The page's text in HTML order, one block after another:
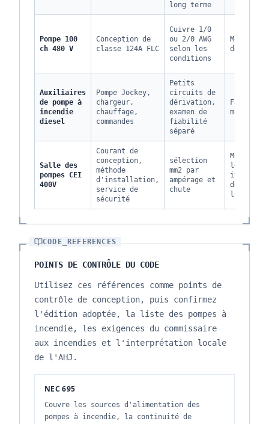
long terme
Pompe 100
ch 480 V
Conception de
classe 124A FLC
Cuivre 1/0
ou 2/0 AWG
selon les
conditions
Moyen au
démarrage
Auxiliaires
de pompe à
incendie
diesel
Pompe Jockey,
chargeur,
chauffage,
commandes
Petits
circuits de
dérivation,
examen de
fiabilité
séparé
Faible à
moyen
Salle des
pompes CEI
400V
Courant de
conception,
méthode
d'installation,
service de
sécurité
sélection
mm2 par
ampérage et
chute
Moyen sur
les
de
longs
CODE_REFERENCES
POINTS DE CONTRÔLE DU CODE
Utilisez ces références comme points de
contrôle de conception, puis confirmez
l'édition adoptée, la liste des pompes à
incendie, les exigences du commissaire
aux incendies et l'interprétation locale
de l'AHJ.
NEC 695
Couvre les sources d'alimentation des
pompes à incendie, la continuité de